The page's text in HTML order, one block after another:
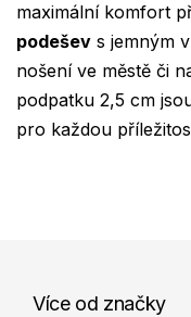
maximální komfort
podešev s jemným
nošení ve městě či
podpatku 2,5 cm
pro každou
Více od značky